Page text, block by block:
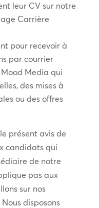
leur CV sur notre
Carrière
pour recevoir à
par courrier
Media qui
des mises à
ou des offres
présent avis de
candidats qui
de notre
pas aux
sur nos
disposons